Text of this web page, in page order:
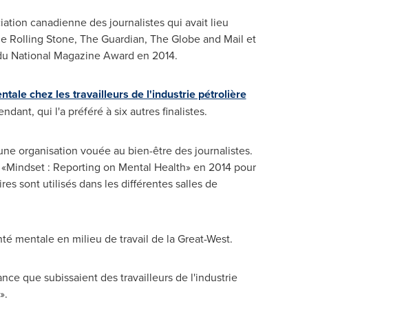
canadienne des journalistes qui avait lieu
Rolling Stone, The Guardian, The Globe and Mail et
National Magazine Award en 2014.
chez les travailleurs de l'industrie pétrolière
qui l'a préféré à six autres finalistes.
organisation vouée au bien-être des journalistes.
: Reporting on Mental Health» en 2014 pour
sont utilisés dans les différentes salles de
mentale en milieu de travail de la Great-West.
que subissaient des travailleurs de l'industrie